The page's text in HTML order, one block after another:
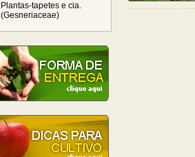
Plantas-tapetes e cia.
(Gesneriaceae)